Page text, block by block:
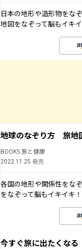
日本の地形や造形物をな
地図をなぞって脳もイキイ
地球のなぞり方 旅
BOOKS 旅と健康
2022.11.25 発売
各国の地形や関係性をな
をなぞって脳もイキイキ！
今すぐ旅に出たくなる